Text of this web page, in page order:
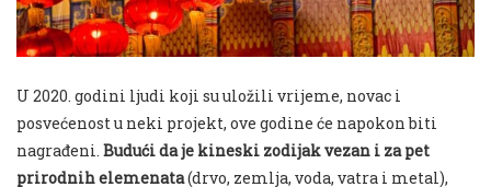
U 2020. godini ljudi koji su uložili vrijeme, novac i
posvećenost u neki projekt, ove godine će napokon biti
nagrađeni. Budući da je kineski zodijak vezan i za pet
prirodnih elemenata(drvo, zemlja, voda, vatra i metal),